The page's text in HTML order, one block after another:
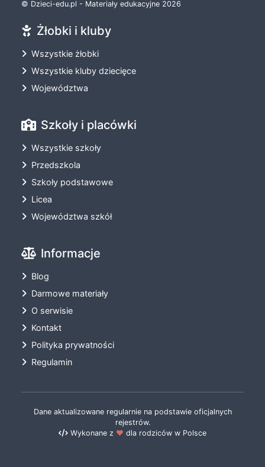
© Dzieci-edu.pl - Materiały edukacyjne 2026
Żłobki i kluby
Wszystkie żłobki
Wszystkie kluby dziecięce
Województwa
Szkoły i placówki
Wszystkie szkoły
Przedszkola
Szkoły podstawowe
Licea
Województwa szkół
Informacje
Blog
Darmowe materiały
O serwisie
Kontakt
Polityka prywatności
Regulamin
Dane aktualizowane regularnie na podstawie oficjalnych
rejestrów.
Wykonane z ❤️ dla rodziców w Polsce